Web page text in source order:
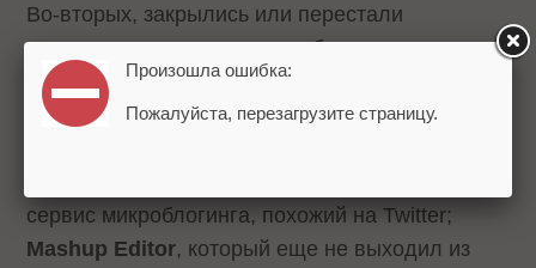
Во-вторых, закрылись или перестали
развиваться еще несколько более мелких
проектов. Команда разработчиков
сообщила, что сервис больше не будет
сервис микроблогинга, похожий на Twitter;
Mashup Editor, который еще не выходил из
Произошла ошибка:
Пожалуйста, перезагрузите страницу.